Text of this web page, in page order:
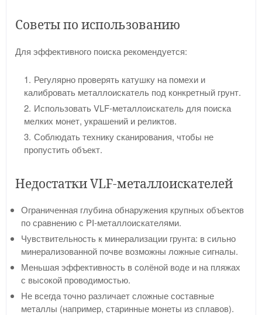
Советы по использованию
Для эффективного поиска рекомендуется:
Регулярно проверять катушку на помехи и
калибровать металлоискатель под конкретный грунт.
Использовать VLF-металлоискатель для поиска
мелких монет, украшений и реликтов.
Соблюдать технику сканирования, чтобы не
пропустить объект.
Недостатки VLF-металлоискателей
Ограниченная глубина обнаружения крупных объектов
по сравнению с PI-металлоискателями.
Чувствительность к минерализации грунта: в сильно
минерализованной почве возможны ложные сигналы.
Меньшая эффективность в солёной воде и на пляжах
с высокой проводимостью.
Не всегда точно различает сложные составные
металлы (например, старинные монеты из сплавов).